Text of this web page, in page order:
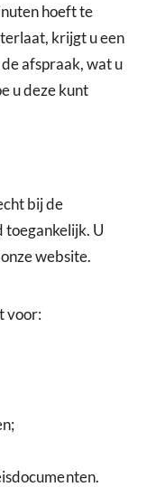
hoeft te
krijgt u een
afspraak, wat u
u deze kunt
bij de
toegankelijk. U
website.
voor: